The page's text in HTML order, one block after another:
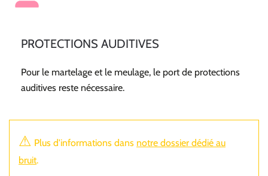
PROTECTIONS AUDITIVES
Pour le martelage et le meulage, le port de protections
auditives reste nécessaire.
⚠ Plus d'informations dans notre dossier dédié au
bruit.